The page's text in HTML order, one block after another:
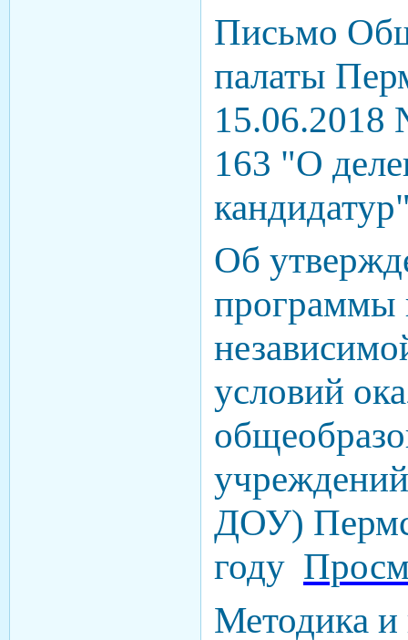
Письмо
палаты
163 "О
Об
программы
условий
ДОУ)
году
Методика